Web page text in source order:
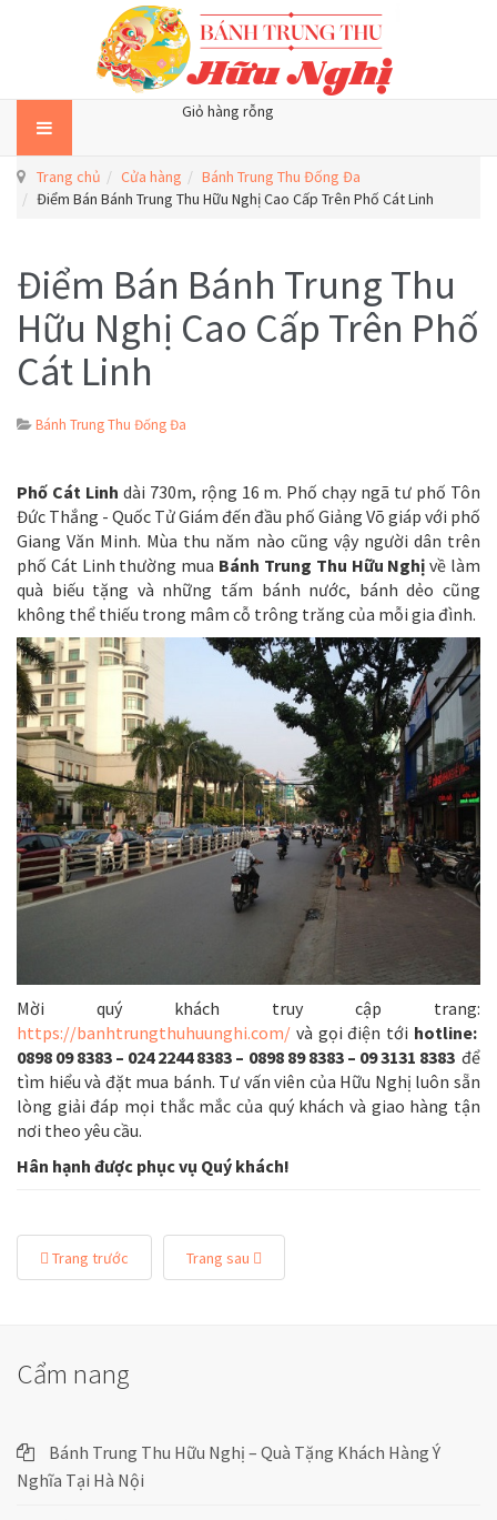
Giỏ hàng rỗng
Trang chủ Cửa hàng
Bánh Trung Thu Đống Đa
Điểm Bán Bánh Trung Thu Hữu Nghị Cao Cấp Trên Phố Cát Linh
Điểm Bán Bánh Trung Thu
Hữu Nghị Cao Cấp Trên Phố
Cát Linh
Bánh Trung Thu Đống Đa
Phố Cát Linh dài 730m, rộng 16 m. Phố chạy ngã tư phố Tôn
Đức Thắng - Quốc Tử Giám đến đầu phố Giảng Võ giáp với phố
Giang Văn Minh. Mùa thu năm nào cũng vậy người dân trên
phố Cát Linh thường mua Bánh Trung Thu Hữu Nghị về làm
quà biếu tặng và những tấm bánh nước, bánh dẻo cũng
không thể thiếu trong mâm cỗ trông trăng của mỗi gia đình.
Mời quý khách truy cập trang:
https://banhtrungthuhuunghi.com/ và gọi điện tới hotline:
0898 09 8383 – 024 2244 8383 – 0898 89 8383 – 09 3131 8383để
tìm hiểu và đặt mua bánh. Tư vấn viên của Hữu Nghị luôn sẵn
lòng giải đáp mọi thắc mắc của quý khách và giao hàng tận
nơi theo yêu cầu.
Hân hạnh được phục vụ Quý khách!
Trang trước Trang sau
Cẩm nang
Bánh Trung Thu Hữu Nghị – Quà Tặng Khách Hàng Ý
Nghĩa Tại Hà Nội